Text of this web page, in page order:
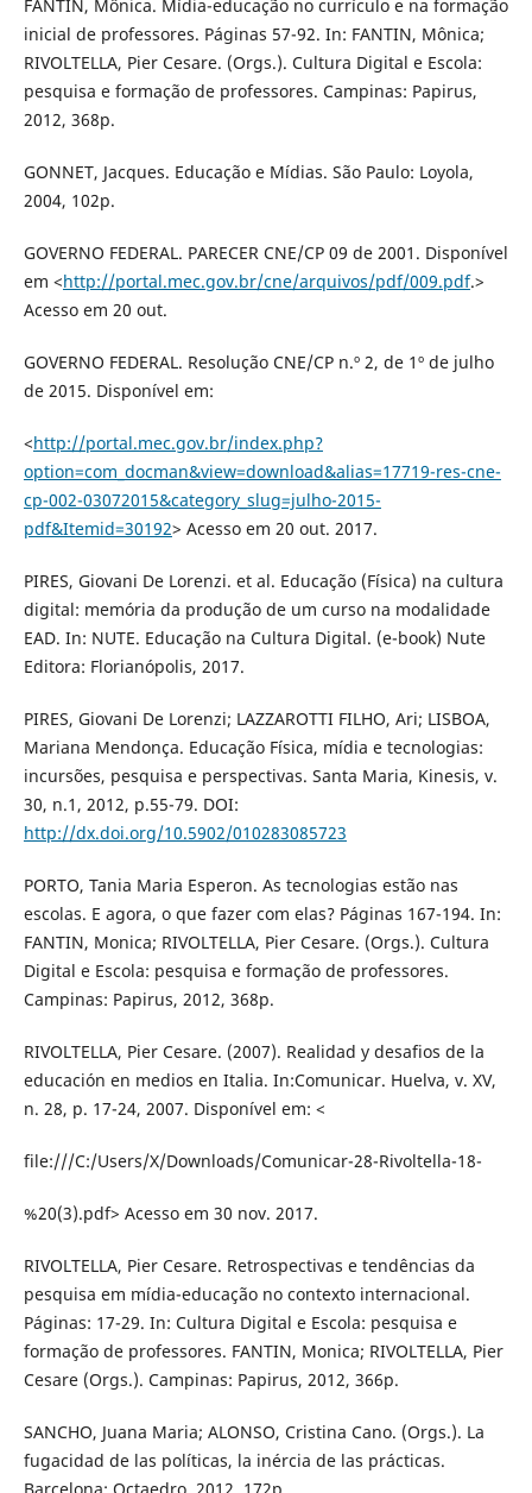
FANTIN, Mônica. Mídia-educação no currículo e na formação
inicial de professores. Páginas 57-92. In: FANTIN, Mônica;
RIVOLTELLA, Pier Cesare. (Orgs.). Cultura Digital e Escola:
pesquisa e formação de professores. Campinas: Papirus,
2012, 368p.
GONNET, Jacques. Educação e Mídias. São Paulo: Loyola,
2004, 102p.
GOVERNO FEDERAL. PARECER CNE/CP 09 de 2001. Disponível
em <http://portal.mec.gov.br/cne/arquivos/pdf/009.pdf.>
Acesso em 20 out.
GOVERNO FEDERAL. Resolução CNE/CP n.º 2, de 1º de julho
de 2015. Disponível em:
<http://portal.mec.gov.br/index.php?
option=com_docman&view=download&alias=17719-res-cne-
cp-002-03072015&category_slug=julho-2015-
pdf&Itemid=30192> Acesso em 20 out. 2017.
PIRES, Giovani De Lorenzi. et al. Educação (Física) na cultura
digital: memória da produção de um curso na modalidade
EAD. In: NUTE. Educação na Cultura Digital. (e-book) Nute
Editora: Florianópolis, 2017.
PIRES, Giovani De Lorenzi; LAZZAROTTI FILHO, Ari; LISBOA,
Mariana Mendonça. Educação Física, mídia e tecnologias:
incursões, pesquisa e perspectivas. Santa Maria, Kinesis, v.
30, n.1, 2012, p.55-79. DOI:
http://dx.doi.org/10.5902/010283085723
PORTO, Tania Maria Esperon. As tecnologias estão nas
escolas. E agora, o que fazer com elas? Páginas 167-194. In:
FANTIN, Monica; RIVOLTELLA, Pier Cesare. (Orgs.). Cultura
Digital e Escola: pesquisa e formação de professores.
Campinas: Papirus, 2012, 368p.
RIVOLTELLA, Pier Cesare. (2007). Realidad y desafios de la
educación en medios en Italia. In:Comunicar. Huelva, v. XV,
n. 28, p. 17-24, 2007. Disponível em: <
file:///C:/Users/X/Downloads/Comunicar-28-Rivoltella-18-
%20(3).pdf> Acesso em 30 nov. 2017.
RIVOLTELLA, Pier Cesare. Retrospectivas e tendências da
pesquisa em mídia-educação no contexto internacional.
Páginas: 17-29. In: Cultura Digital e Escola: pesquisa e
formação de professores. FANTIN, Monica; RIVOLTELLA, Pier
Cesare (Orgs.). Campinas: Papirus, 2012, 366p.
SANCHO, Juana Maria; ALONSO, Cristina Cano. (Orgs.). La
fugacidad de las políticas, la inércia de las prácticas.